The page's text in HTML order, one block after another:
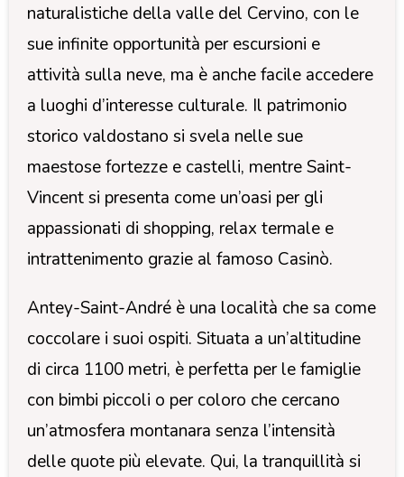
naturalistiche della valle del Cervino, con le
sue infinite opportunità per escursioni e
attività sulla neve, ma è anche facile accedere
a luoghi d’interesse culturale. Il patrimonio
storico valdostano si svela nelle sue
maestose fortezze e castelli, mentre Saint-
Vincent si presenta come un’oasi per gli
appassionati di shopping, relax termale e
intrattenimento grazie al famoso Casinò.
Antey-Saint-André è una località che sa come
coccolare i suoi ospiti. Situata a un’altitudine
di circa 1100 metri, è perfetta per le famiglie
con bimbi piccoli o per coloro che cercano
un’atmosfera montanara senza l’intensità
delle quote più elevate. Qui, la tranquillità si